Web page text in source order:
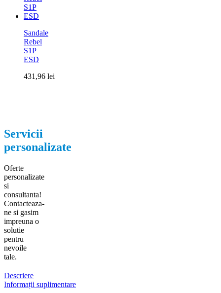
Sandale
Rebel
S1P
ESD
431,96 lei
Servicii
personalizate
Oferte
personalizate
si
consultanta!
Contacteaza-
ne si gasim
impreuna o
solutie
pentru
nevoile
tale.
Descriere
Informații suplimentare